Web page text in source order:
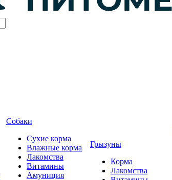
Собаки
Сухие корма
Влажные корма
Лакомства
Витамины
Амуниция
Грызуны
Корма
Лакомства